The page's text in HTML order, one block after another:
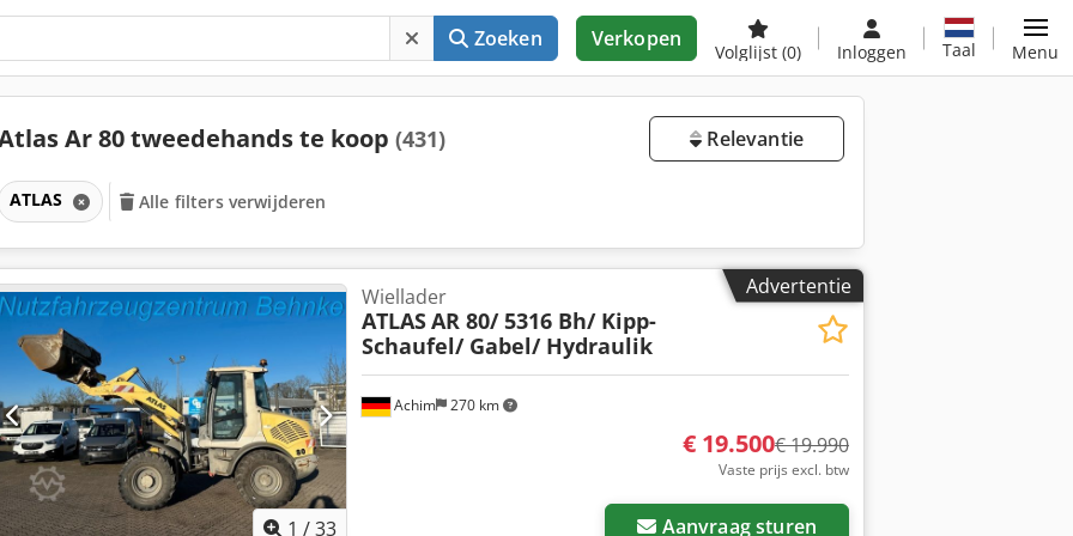
Zoeken Verkopen
Volglijst (0) Inloggen Taal Menu
Ar 80 tweedehands te koop (431) Relevantie
ATLAS Alle filters verwijderen
Advertentie
1 /33
Achim 270 km
Wiellader
ATLASAR 80/ 5316 Bh/ Kipp-
Schaufel/ Gabel/ Hydraulik
€ 19.500€ 19.990
Vaste prijs excl. btw
Aanvraag sturen